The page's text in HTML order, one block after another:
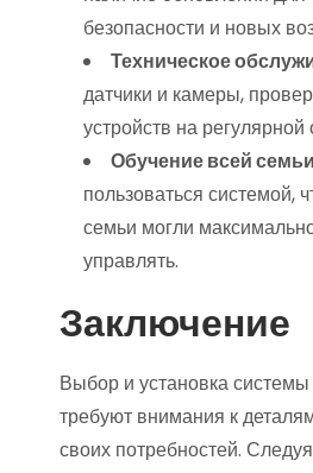
безопасности и новых
Техническое
датчики и камеры,
устройств на регулярной
Обучение всей семьи
пользоваться системой,
семьи могли
управлять.
Заключение
Выбор и установка
требуют внимания к
своих потребностей.